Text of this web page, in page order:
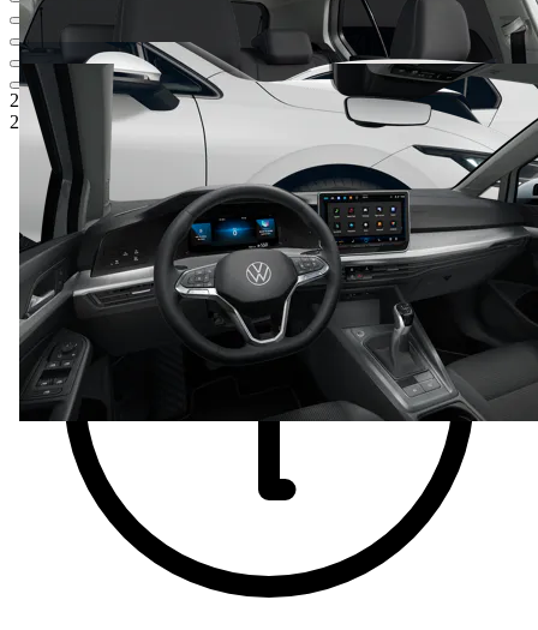
28.330,06 €
Listenneupreis
24.070,05 €